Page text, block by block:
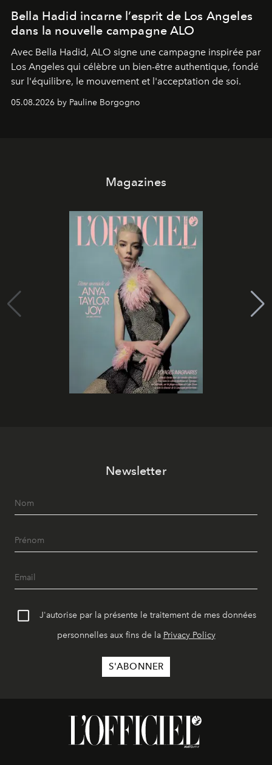
Bella Hadid incarne l’esprit de Los Angeles
dans la nouvelle campagne ALO
Avec Bella Hadid, ALO signe une campagne inspirée par
Los Angeles qui célèbre un bien-être authentique, fondé
sur l'équilibre, le mouvement et l'acceptation de soi.
05.08.2026 by Pauline Borgogno
Magazines
Newsletter
J'autorise par la présente le traitement de mes données
personnelles aux fins de la Privacy Policy